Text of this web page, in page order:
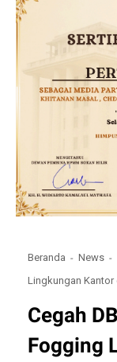
Beranda News
Lingkungan Kantor
Cegah
Fogging